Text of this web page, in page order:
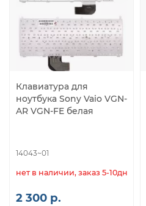
Клавиатура для
ноутбука Sony Vaio VGN-
AR VGN-FE белая
14043~01
нет в наличии, заказ 5-10дн.
2 300 р.